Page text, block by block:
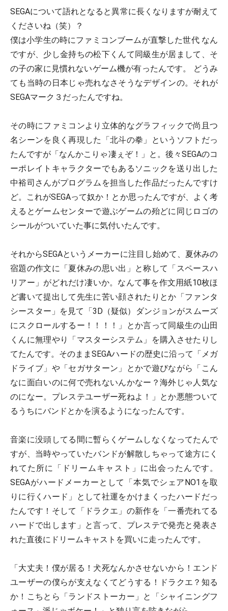
SEGAについて語れとなると異常に長くなりますが耐えて
くださいね（笑）？
僕は小学生の時にファミコンブームが直撃した世代 なん
ですが、少し金持ちの松下くんて同級生が居まして、そ
の子の家に見慣れないゲーム機が有ったんです。 どうみ
ても当時の日本じゃ売れなさそうなデザインの。それが
SEGAマーク３だったんですね。
その時にファミコンより立体的なグラフィックで尚且つ
名シーンを良く再現した「北斗の拳」というソフトだっ
たんですが「なんかこりゃ凄ぇぞ！」と。後々SEGAのコ
ーポレイトキャラクターでもあるソニックを送り出した
中裕司さんがプログラムを担当した作品だったんですけ
ど。これがSEGAって奴か！とか思ったんですが、よく考
えるとゲームセンターで遊ぶゲームの殆どに同じロゴの
シールがついていた事に気付いたんです。
それからSEGAというメーカーに注目し始めて、夏休みの
宿題の作文に「夏休みの思い出」と称して「スペースハ
リアー」がどれだけ凄いか。なんて事を作文用紙10枚ほ
ど書いて提出して先生に苦い顔されたりとか「ファンタ
シースター」を見て「3D（疑似）ダンジョンがスムーズ
にスクロールするー！！！！」とか言って同級生の山田
くんに無理やり「マスターシステム」を購入させたりし
てたんです。そのままSEGAハードの歴史に沿って「メガ
ドライブ」や「セガサターン」とかで遊びながら「こん
なに面白いのに何で売れないんかなー？海外じゃ人気な
のになー。プレステユーザー死ねよ！」とか悪態ついて
るうちにバンドとかを演るようになったんです。
音楽に没頭してる間に暫らくゲームしなくなってたんで
すが、当時やっていたバンドが解散しちゃって途方にく
れてた所に「ドリームキャスト」に出会ったんです。
SEGAがハードメーカーとして「本気でシェアNO1を取
りに行くハード」として社運をかけまくったハードだっ
たんです！そして「ドラクエ」の新作を「一番売れてる
ハードで出します」と言って、プレステで発売と発表さ
れた直後にドリームキャストを買いに走ったんです。
「大丈夫！僕が居る！犬死なんかさせないから！エンド
ユーザーの僕らが支えなくてどうする！ドラクエ？知る
か！こちとら「ランドストーカー」と「シャイニングフ